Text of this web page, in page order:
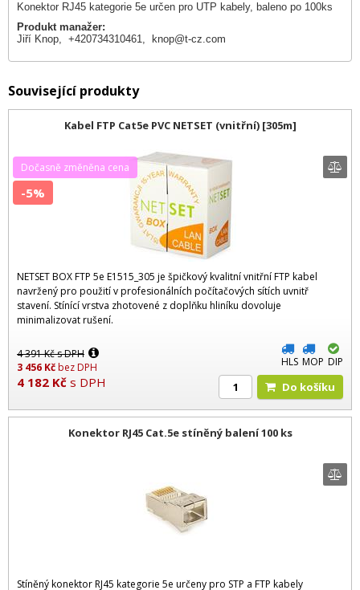
Konektor RJ45 kategorie 5e určen pro UTP kabely, baleno po 100ks
Produkt manažer:
Jiří Knop, +420734310461,
knop@t-cz.com
Související produkty
Kabel FTP Cat5e PVC NETSET (vnitřní) [305m]
NETSET BOX FTP 5e E1515_305 je špičkový kvalitní vnitřní FTP kabel
navržený pro použití v profesionálních počítačových sítích uvnitř
stavení. Stínící vrstva zhotovené z doplňku hliníku dovoluje
minimalizovat rušení.
4 391Kčs DPH
3 456 Kčbez DPH
4 182 Kč s DPH
Dočasně změněna cena
-5%
HLS MOP DIP
Do košíku
Konektor RJ45 Cat.5e stíněný balení 100 ks
Stíněný konektor RJ45 kategorie 5e určeny pro STP a FTP kabely